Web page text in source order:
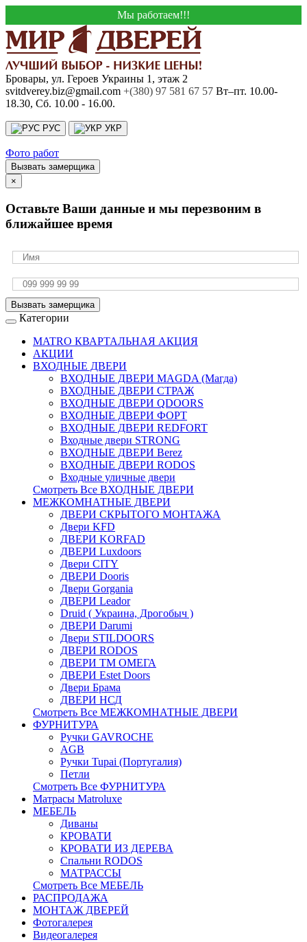
Мы работаем!!!
Бровары, ул. Героев Украины 1, этаж 2
svitdverey.biz@gmail.com +(380) 97 581 67 57 Вт–пт. 10.00-
18.30, Сб. 10.00 - 16.00.
РУС УКР
Фото работ
Вызвать замерщика
×
Оставьте Ваши данные и мы перезвоним в
ближайшее время
Вызвать замерщика
Категории
MATRO КВАРТАЛЬНАЯ АКЦИЯ
АКЦИИ
ВХОДНЫЕ ДВЕРИ
ВХОДНЫЕ ДВЕРИ МAGDA (Магда)
ВХОДНЫЕ ДВЕРИ СТРАЖ
ВХОДНЫЕ ДВЕРИ QDOORS
ВХОДНЫЕ ДВЕРИ ФОРТ
ВХОДНЫЕ ДВЕРИ REDFORT
Входные двери STRONG
ВХОДНЫЕ ДВЕРИ Berez
ВХОДНЫЕ ДВЕРИ RODOS
Входные уличные двери
Смотреть Все ВХОДНЫЕ ДВЕРИ
МЕЖКОМНАТНЫЕ ДВЕРИ
ДВЕРИ СКРЫТОГО МОНТАЖА
Двери KFD
ДВЕРИ KORFAD
ДВЕРИ Luxdoors
Двери CITY
ДВЕРИ Dooris
Двери Gorgania
ДВЕРИ Leador
Druid ( Украина, Дрогобыч )
ДВЕРИ Darumi
Двери STILDOORS
ДВЕРИ RODOS
ДВЕРИ ТМ ОМЕГА
ДВЕРИ Estet Doors
Двери Брама
ДВЕРИ НСД
Смотреть Все МЕЖКОМНАТНЫЕ ДВЕРИ
ФУРНИТУРА
Ручки GAVROCHE
AGB
Ручки Tupai (Португалия)
Петли
Смотреть Все ФУРНИТУРА
Матрасы Matroluxe
МЕБЕЛЬ
Диваны
КРОВАТИ
КРОВАТИ ИЗ ДЕРЕВА
Спальни RODOS
МАТРАССЫ
Смотреть Все МЕБЕЛЬ
РАСПРОДАЖА
МОНТАЖ ДВЕРЕЙ
Фотогалерея
Видеогалерея